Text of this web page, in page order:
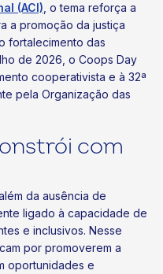
(ACI) , o tema reforça a
a promoção da justiça
fortalecimento das
de 2026, o Coops Day
cooperativista e à 32ª
pela Organização das
com
da ausência de
ligado à capacidade de
e inclusivos. Nesse
por promoverem a
oportunidades e